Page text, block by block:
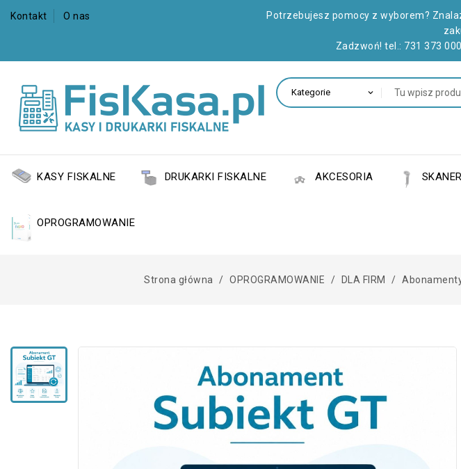
Kontakt O nas
Potrzebujesz pomocy z wyborem?
Zadzwoń! tel.: 731 373 000
KASY FISKALNE DRUKARKI FISKALNE AKCESORIA
OPROGRAMOWANIE
Strona główna OPROGRAMOWANIE DLA FIRM